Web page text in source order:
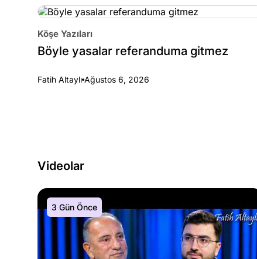
Köşe Yazıları
Böyle yasalar referanduma gitmez
Fatih Altaylı Ağustos 6, 2026
Videolar
3 Gün Önce